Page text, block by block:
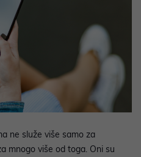
ne služe više samo za
mnogo više od toga. Oni su